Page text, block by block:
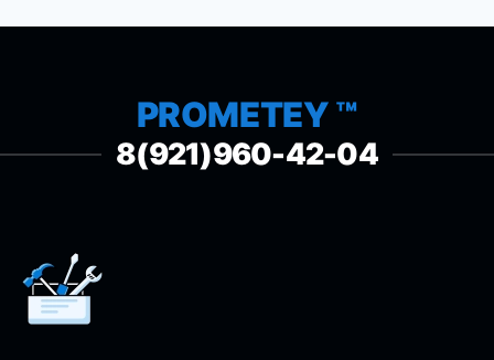
PROMETEY ™
8(921)960-42-04